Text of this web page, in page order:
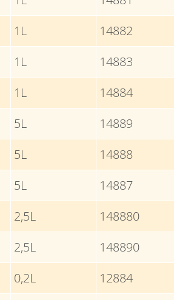
1L 14882
1L 14883
1L 14884
5L 14889
5L 14888
5L 14887
2,5L 148880
2,5L 148890
0,2L 12884